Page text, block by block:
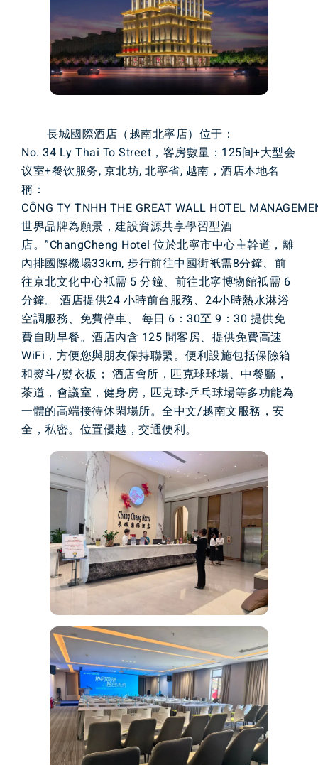
長城國際酒店（越南北寧店）位于：
No. 34 Ly Thai To Street，客房數量：125间+大型会
议室+餐饮服务, 京北坊, 北寧省, 越南，酒店本地名
稱：
CÔNG TY TNHH THE GREAT WALL HOTEL
世界品牌為願景，建設資源共享學習型酒
店。”ChangCheng Hotel 位於北寧市中心主幹道，離
內排國際機場33km, 步行前往中國街衹需8分鐘、前
往京北文化中心衹需 5 分鐘、前往北寧博物館衹需 6
分鐘。 酒店提供24 小時前台服務、24小時熱水淋浴
空調服務、免費停車、 每日 6：30至 9：30 提供免
費自助早餐。酒店內含 125 間客房、提供免費高速
WiFi，方便您與朋友保持聯繫。便利設施包括保險箱
和熨斗/熨衣板； 酒店會所，匹克球球場、中餐廳，
茶道，會議室，健身房，匹克球-乒乓球場等多功能為
一體的高端接待休閑場所。全中文/越南文服務，安
全，私密。位置優越，交通便利。